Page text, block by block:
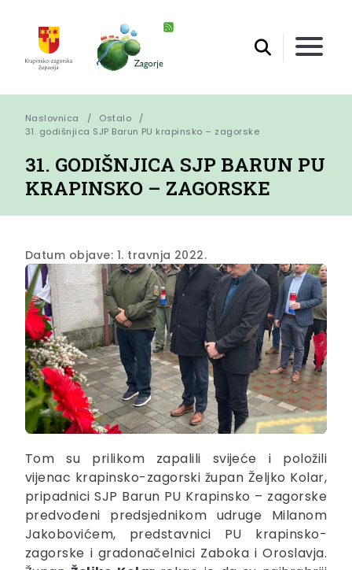
Naslovnica
Ostalo
31. godišnjica SJP Barun PU krapinsko – zagorske
31. GODIŠNJICA SJP BARUN PU
KRAPINSKO – ZAGORSKE
Datum objave: 1. travnja 2022.
Tom su prilikom zapalili svijeće i položili
vijenac krapinsko-zagorski župan Željko Kolar,
pripadnici SJP Barun PU Krapinsko – zagorske
predvođeni predsjednikom udruge Milanom
Jakobovićem, predstavnici PU krapinsko-
zagorske i gradonačelnici Zaboka i Oroslavja.